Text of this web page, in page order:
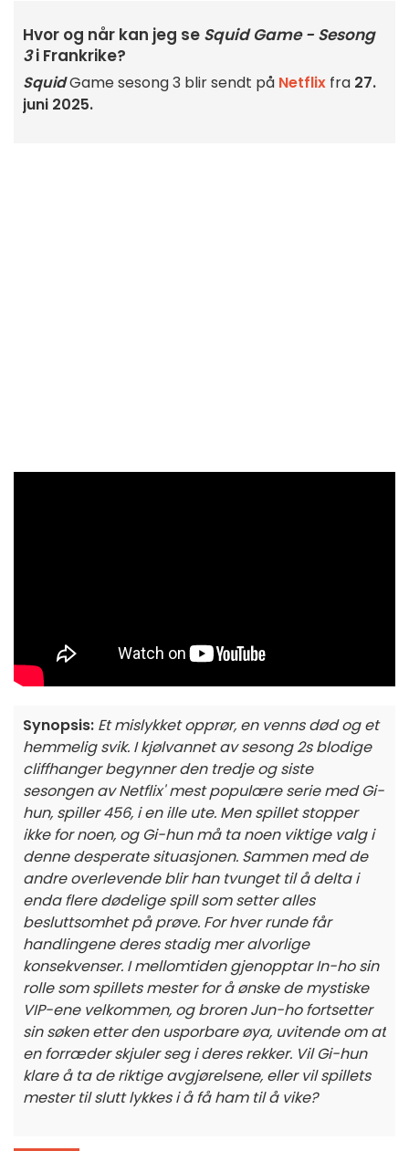
Hvor og når kan jeg se Squid Game - Sesong
3i Frankrike?
SquidGame sesong 3 blir sendt på Netflix fra 27.
juni 2025.
Synopsis: Et mislykket opprør, en venns død og et
hemmelig svik. I kjølvannet av sesong 2s blodige
cliffhanger begynner den tredje og siste
sesongen av Netflix' mest populære serie med Gi-
hun, spiller 456, i en ille ute. Men spillet stopper
ikke for noen, og Gi-hun må ta noen viktige valg i
denne desperate situasjonen. Sammen med de
andre overlevende blir han tvunget til å delta i
enda flere dødelige spill som setter alles
besluttsomhet på prøve. For hver runde får
handlingene deres stadig mer alvorlige
konsekvenser. I mellomtiden gjenopptar In-ho sin
rolle som spillets mester for å ønske de mystiske
VIP-ene velkommen, og broren Jun-ho fortsetter
sin søken etter den usporbare øya, uvitende om at
en forræder skjuler seg i deres rekker. Vil Gi-hun
klare å ta de riktige avgjørelsene, eller vil spillets
mester til slutt lykkes i å få ham til å vike?